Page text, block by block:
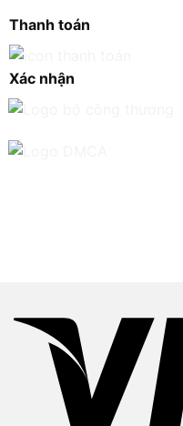
Thanh toán
Xác nhận